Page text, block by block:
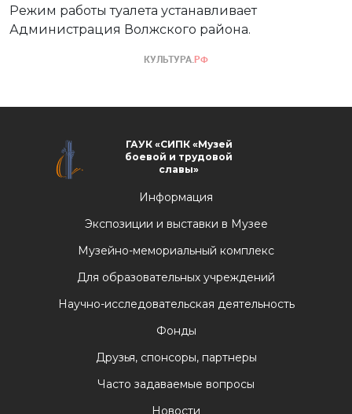
Режим работы туалета устанавливает
Администрация Волжского района.
ГАУК «СИПК «Музей
боевой и трудовой
славы»
Информация
Экспозиции и выставки в Музее
Музейно-мемориальный комплекс
Для образовательных учреждений
Научно-исследовательская деятельность
Фонды
Друзья, спонсоры, партнеры
Часто задаваемые вопросы
Новости